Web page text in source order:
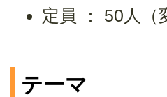
定員 ： 50人（
テーマ